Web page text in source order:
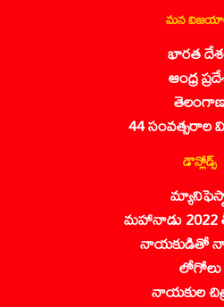
మన
భారత
ఆంధ్ర
44
డౌన్లోడ్స్
మహానాడు 2022
నాయకుడితో నా
లోగోలు
నాయకుల